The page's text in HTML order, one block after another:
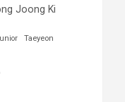
Joong Ki
Taeyeon